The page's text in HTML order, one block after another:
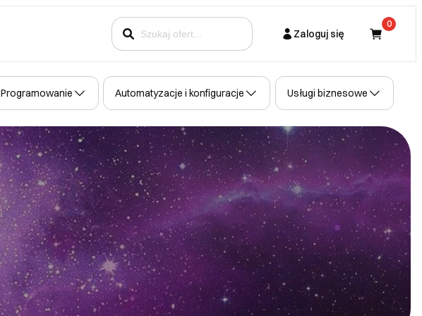
Zaloguj się
Kupujący
0
Programowanie Automatyzacje i konfiguracje Usługi biznesowe